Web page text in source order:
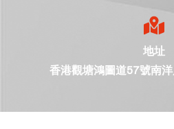
地址
香港觀塘鴻圖道57號南